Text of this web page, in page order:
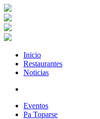
Inicio
Restaurantes
Noticias
Eventos
Pa Toparse